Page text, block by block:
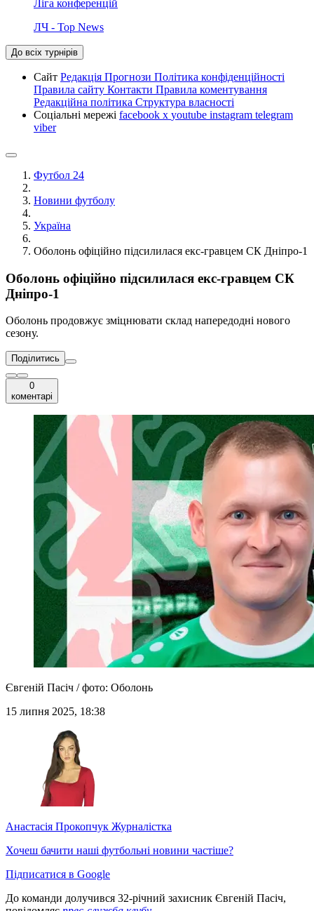
Ліга конференцій
ЛЧ - Top News
До всіх турнірів
Сайт Редакція Прогнози Політика конфіденційності
Правила сайту Контакти Правила коментування
Редакційна політика Структура власності
Соціальні мережі facebook x youtube instagram telegram
viber
Футбол 24
Новини футболу
Україна
Оболонь офіційно підсилилася екс-гравцем СК Дніпро-1
Оболонь офіційно підсилилася екс-гравцем СК
Дніпро-1
Оболонь продовжує зміцнювати склад напередодні нового
сезону.
Поділитись
0
коментарі
Євгеній Пасіч / фото: Оболонь
15 липня 2025, 18:38
Анастасія Прокопчук Журналістка
Хочеш бачити наші футбольні новини частіше?
Підписатися в Google
До команди долучився 32-річний захисник Євгеній Пасіч,